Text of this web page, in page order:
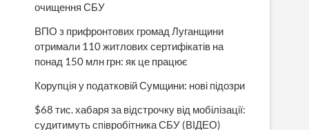
очищення СБУ
ВПО з прифронтових громад Луганщини
отримали 110 житлових сертифікатів на
понад 150 млн грн: як це працює
Корупція у податковій Сумщини: нові підозри
$68 тис. хабаря за відстрочку від мобілізації:
судитимуть співробітника СБУ (ВІДЕО)